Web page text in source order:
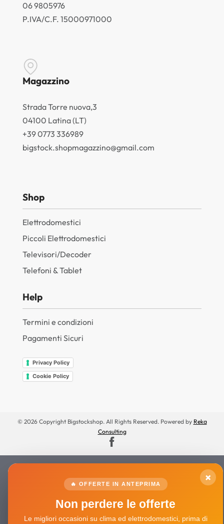
06 9805976
P.IVA/C.F. 15000971000
Magazzino
Strada Torre nuova,3
04100 Latina (LT)
+39 0773 336989
bigstock.shopmagazzino@gmail.com
Shop
Elettrodomestici
Piccoli Elettrodomestici
Televisori/Decoder
Telefoni & Tablet
Help
Termini e condizioni
Pagamenti Sicuri
Privacy Policy
Cookie Policy
© 2026 Copyright Bigstockshop. All Rights Reserved. Powered by Reka
Consulting
×
🔥 OFFERTE IN ANTEPRIMA
Non perdere le offerte
Le migliori occasioni su clima ed elettrodomestici, prima di